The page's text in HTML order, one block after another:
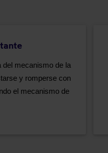
del mecanismo de la
y romperse con
el mecanismo de